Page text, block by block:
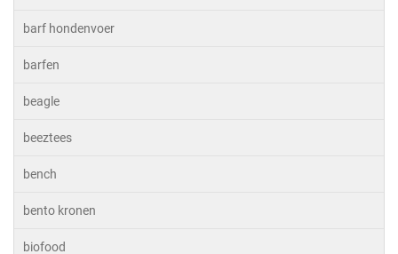
barf hondenvoer
barfen
beagle
beeztees
bench
bento kronen
biofood